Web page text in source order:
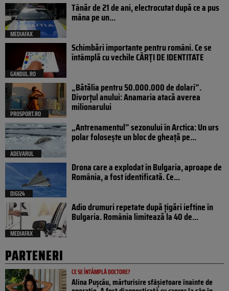
MEDIAFAX
Tânăr de 21 de ani, electrocutat după ce a pus
mâna pe un...
GANDUL.RO
Schimbări importante pentru români. Ce se
întâmplă cu vechile CĂRȚI DE IDENTITATE
PROSPORT.RO
„Bătălia pentru 50.000.000 de dolari”.
Divorțul anului: Anamaria atacă averea
milionarului
ADEVARUL
„Antrenamentul” sezonului în Arctica: Un urs
polar folosește un bloc de gheață pe...
DIGI24
Drona care a explodat în Bulgaria, aproape de
România, a fost identificată. Ce...
MEDIAFAX
Adio drumuri repetate după țigări ieftine în
Bulgaria. România limitează la 40 de...
PARTENERI
CE SE ÎNTÂMPLĂ DOCTORE?
Alina Pușcău, mărturisire sfâșietoare înainte de